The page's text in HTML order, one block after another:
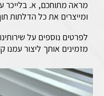
מראה מתוחכם, א. בלייכר
ומייצרים את כל הדלתות
לפרטים נוספים על
מזמינים אותך ליצור עמנו